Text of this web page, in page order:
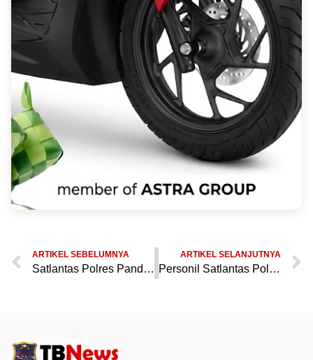
ARTIKEL SEBELUMNYA
Satlantas Polres Pandeglang Berikan Himbauan Tertib Lalu Lintas kepada Sopir Angkutan Barang di Lampu Merah Alun-Alun
ARTIKEL SELANJUTNYA
Personil Satlantas Polres Pandeglang Sambangi Sopir Angkutan Barang di Alun-Alun, Sampaikan Himbauan Keselamatan